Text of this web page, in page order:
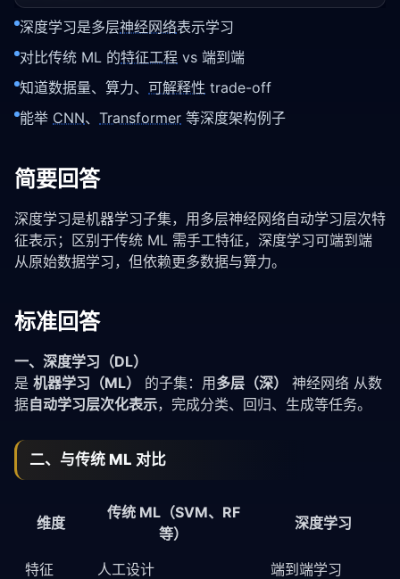
深度学习是多层神经网络表示学习
对比传统 ML 的特征工程 vs 端到端
知道数据量、算力、 可解释性 trade-off
能举 CNN、 Transformer 等深度架构例子
简要回答
深度学习是机器学习子集，用多层神经网络自动学习层次特
征表示；区别于传统 ML 需手工特征，深度学习可端到端
从原始数据学习，但依赖更多数据与算力。
标准回答
一、 深度学习（DL）
是 机器学习（ML） 的子集：用 多层（深） 神经网络 从数
据自动学习层次化表示，完成分类、回归、生成等任务。
二、与传统 ML 对比
维度
传统 ML（SVM、RF
等）
深度学习
特征 人工设计
端到端学习